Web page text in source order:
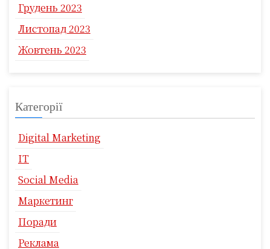
Грудень 2023
Листопад 2023
Жовтень 2023
Категорії
Digital Marketing
IT
Social Media
Маркетинг
Поради
Реклама